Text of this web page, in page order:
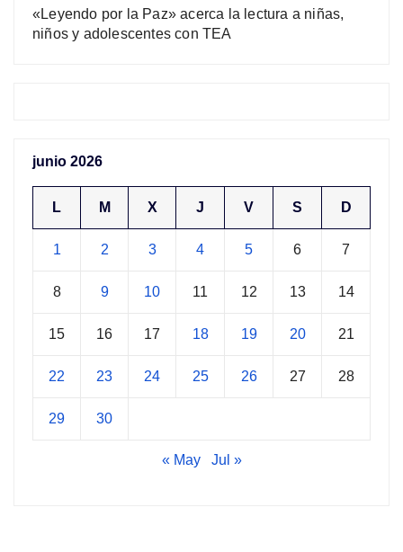
«Leyendo por la Paz» acerca la lectura a niñas,
niños y adolescentes con TEA
junio 2026
L M X J V S D
1 2 3 4 5 6 7
8 9 10 11 12 13 14
15 16 17 18 19 20 21
22 23 24 25 26 27 28
29 30
« May Jul »